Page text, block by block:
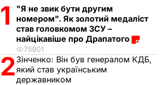
1
"Я не звик бути другим
номером". Як золотий медаліст
став головкомом ЗСУ –
найцікавіше про Драпатого
75901
2 Зінченко: Він був генералом КДБ,
який став українським
державником